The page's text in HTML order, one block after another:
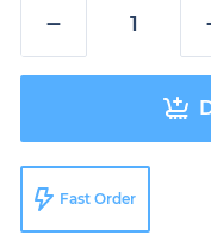
−
Fast Order